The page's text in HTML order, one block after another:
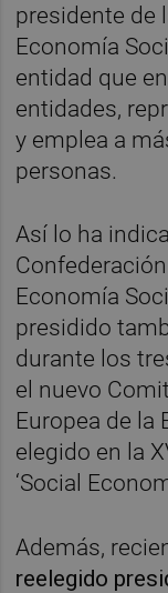
presidente de
Economía
entidad que
entidades,
y emplea a
personas.
Así lo ha
Economía
presidido
durante los
el nuevo
Europea de la
elegido en la
‘Social
Además,
reelegido